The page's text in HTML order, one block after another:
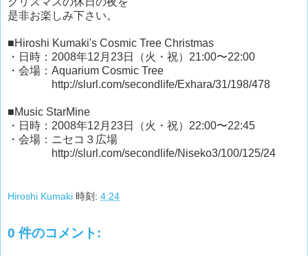
是非お楽しみ下さい。
■Hiroshi Kumaki's Cosmic Tree Christmas
・日時：2008年12月23日（火・祝）21:00〜22:00
・会場：Aquarium Cosmic Tree
http://slurl.com/secondlife/Exhara/31/198/478
■Music StarMine
・日時：2008年12月23日（火・祝）22:00〜22:45
・会場：ニセコ３広場
http://slurl.com/secondlife/Niseko3/100/125/24
Hiroshi Kumaki 時刻: 4:24
0 件のコメント: